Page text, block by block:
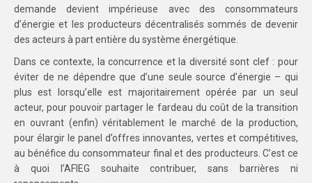
demande devient impérieuse avec des consommateurs
d’énergie et les producteurs décentralisés sommés de devenir
des acteurs à part entière du système énergétique.
Dans ce contexte, la concurrence et la diversité sont clef : pour
éviter de ne dépendre que d’une seule source d’énergie – qui
plus est lorsqu’elle est majoritairement opérée par un seul
acteur, pour pouvoir partager le fardeau du coût de la transition
en ouvrant (enfin) véritablement le marché de la production,
pour élargir le panel d’offres innovantes, vertes et compétitives,
au bénéfice du consommateur final et des producteurs. C’est ce
à quoi l’AFIEG souhaite contribuer, sans barrières ni